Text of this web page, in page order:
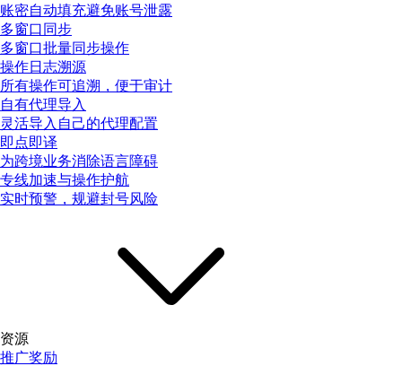
账密自动填充避免账号泄露
多窗口同步
多窗口批量同步操作
操作日志溯源
所有操作可追溯，便于审计
自有代理导入
灵活导入自己的代理配置
即点即译
为跨境业务消除语言障碍
专线加速与操作护航
实时预警，规避封号风险
资源
推广奖励